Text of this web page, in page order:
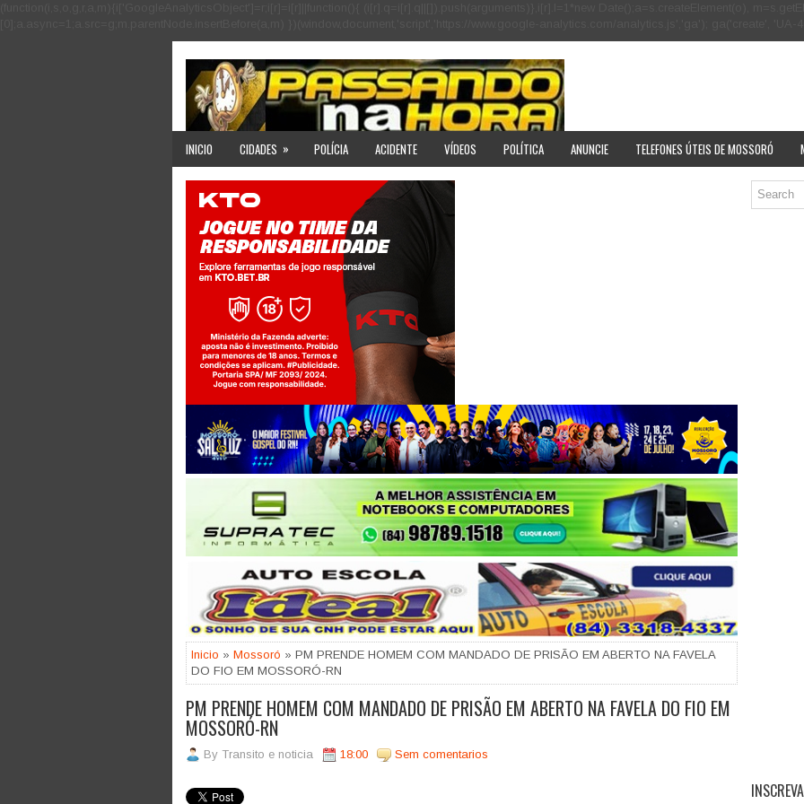
INICIO CIDADES » POLÍCIA ACIDENTE VÍDEOS POLÍTICA ANUNCIE TELEFONES ÚTEIS DE MOSSORÓ
Jogue com responsabilidade. 18+
Inicio » Mossoró » PM PRENDE HOMEM COM MANDADO DE PRISÃO EM ABERTO NA FAVELA
DO FIO EM MOSSORÓ-RN
PM PRENDE HOMEM COM MANDADO DE PRISÃO EM ABERTO NA FAVELA DO FIO EM
MOSSORÓ-RN
By Transito e noticia 18:00 Sem comentarios